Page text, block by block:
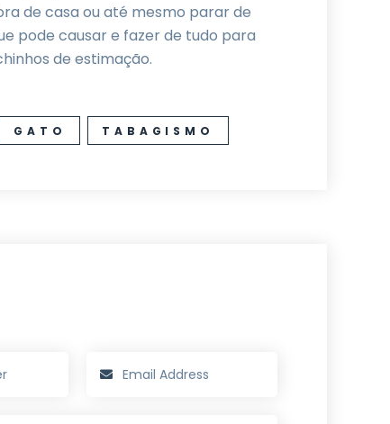
de casa ou até mesmo parar de
pode causar e fazer de tudo para
de estimação.
GATO TABAGISMO